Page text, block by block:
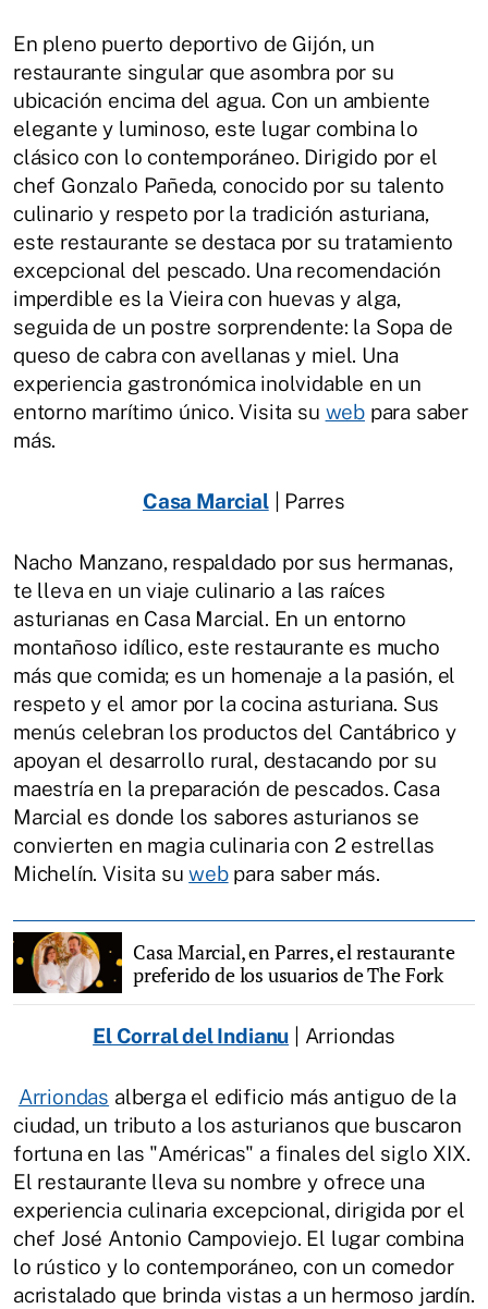
En pleno puerto deportivo de Gijón, un
restaurante singular que asombra por su
ubicación encima del agua. Con un ambiente
elegante y luminoso, este lugar combina lo
clásico con lo contemporáneo. Dirigido por el
chef Gonzalo Pañeda, conocido por su talento
culinario y respeto por la tradición asturiana,
este restaurante se destaca por su tratamiento
excepcional del pescado. Una recomendación
imperdible es la Vieira con huevas y alga,
seguida de un postre sorprendente: la Sopa de
queso de cabra con avellanas y miel. Una
experiencia gastronómica inolvidable en un
entorno marítimo único. Visita su webpara saber
más.
Casa Marcial| Parres
Nacho Manzano, respaldado por sus hermanas,
te lleva en un viaje culinario a las raíces
asturianas en Casa Marcial. En un entorno
montañoso idílico, este restaurante es mucho
más que comida; es un homenaje a la pasión, el
respeto y el amor por la cocina asturiana. Sus
menús celebran los productos del Cantábrico y
apoyan el desarrollo rural, destacando por su
maestría en la preparación de pescados. Casa
Marcial es donde los sabores asturianos se
convierten en magia culinaria con 2 estrellas
Michelín. Visita suwebpara saber más.
Casa Marcial, en Parres, el restaurante
preferido de los usuarios de The Fork
El Corral del Indianu | Arriondas
Arriondas alberga el edificio más antiguo de la
ciudad, un tributo a los asturianos que buscaron
fortuna en las "Américas" a finales del siglo XIX.
El restaurante lleva su nombre y ofrece una
experiencia culinaria excepcional, dirigida por el
chef José Antonio Campoviejo. El lugar combina
lo rústico y lo contemporáneo, con un comedor
acristalado que brinda vistas a un hermoso jardín.